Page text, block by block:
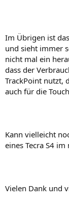
Im Übrigen ist
und sieht immer
nicht mal ein
dass der
TrackPoint nutzt,
auch für die
Kann vielleicht
eines Tecra S4
Vielen Dank und